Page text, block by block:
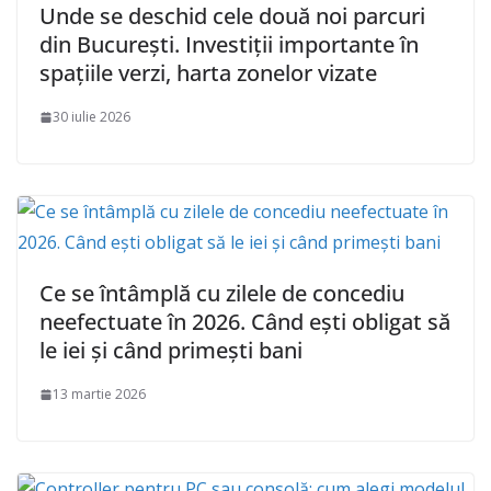
Unde se deschid cele două noi parcuri
din București. Investiții importante în
spațiile verzi, harta zonelor vizate
30 iulie 2026
Ce se întâmplă cu zilele de concediu
neefectuate în 2026. Când ești obligat să
le iei și când primești bani
13 martie 2026